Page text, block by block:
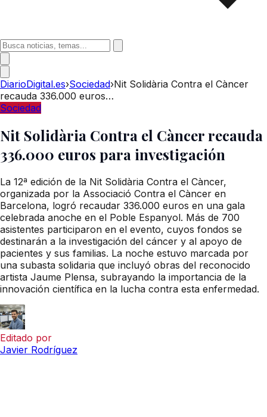
DiarioDigital.es›Sociedad›Nit Solidària Contra el Càncer
recauda 336.000 euros…
Sociedad
Nit Solidària Contra el Càncer recauda
336.000 euros para investigación
La 12ª edición de la Nit Solidària Contra el Càncer,
organizada por la Associació Contra el Càncer en
Barcelona, logró recaudar 336.000 euros en una gala
celebrada anoche en el Poble Espanyol. Más de 700
asistentes participaron en el evento, cuyos fondos se
destinarán a la investigación del cáncer y al apoyo de
pacientes y sus familias. La noche estuvo marcada por
una subasta solidaria que incluyó obras del reconocido
artista Jaume Plensa, subrayando la importancia de la
innovación científica en la lucha contra esta enfermedad.
Editado por
Javier Rodríguez